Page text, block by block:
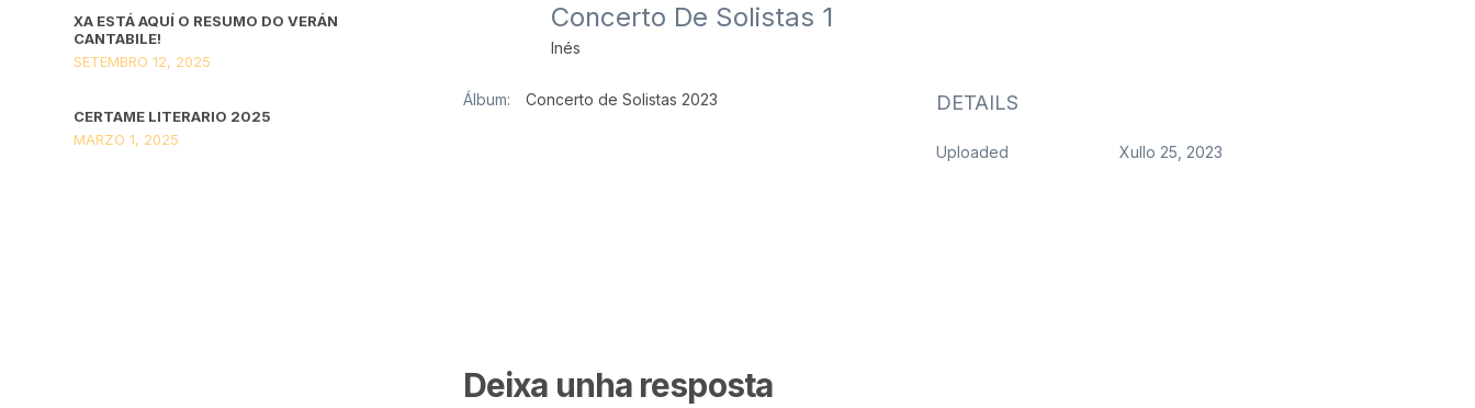
Concerto De Solistas 1
Inés
Álbum: Concerto de Solistas 2023 DETAILS
Uploaded Xullo 25, 2023
Deixa unha resposta
XA ESTÁ AQUÍ O RESUMO DO VERÁN
CANTABILE!
SETEMBRO 12, 2025
CERTAME LITERARIO 2025
MARZO 1, 2025